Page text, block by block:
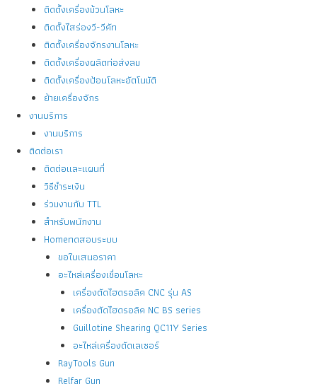
ติดตั้งเครื่องม้วนโลหะ
ติดตั้งไสร่องวี-วีคัท
ติดตั้งเครื่องจักรงานโลหะ
ติดตั้งเครื่องผลิตท่อส่งลม
ติดตั้งเครื่องป้อนโลหะอัตโนมัติ
ย้ายเครื่องจักร
งานบริการ
งานบริการ
ติดต่อเรา
ติดต่อและแผนที่
วิธีชำระเงิน
ร่วมงานกับ TTL
สำหรับพนักงาน
Homeทดสอบระบบ
ขอใบเสนอราคา
อะไหล่เครื่องเชื่อมโลหะ
เครื่องตัดไฮดรอลิค CNC รุ่น AS
เครื่องตัดไฮดรอลิค NC BS series
Guillotine Shearing QC11Y Series
อะไหล่เครื่องตัดเลเซอร์
RayTools Gun
Relfar Gun